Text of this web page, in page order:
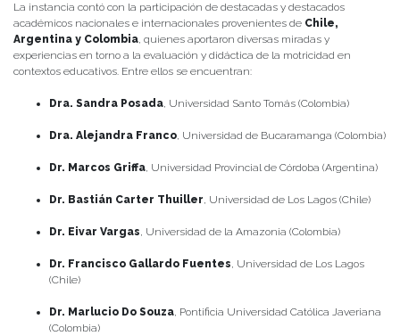
La instancia contó con la participación de destacadas y destacados
académicos nacionales e internacionales provenientes de Chile,
Argentina y Colombia, quienes aportaron diversas miradas y
experiencias en torno a la evaluación y didáctica de la motricidad en
contextos educativos. Entre ellos se encuentran:
Dra. Sandra Posada, Universidad Santo Tomás (Colombia)
Dra. Alejandra Franco, Universidad de Bucaramanga (Colombia)
Dr. Marcos Griffa, Universidad Provincial de Córdoba (Argentina)
Dr. Bastián Carter Thuiller, Universidad de Los Lagos (Chile)
Dr. Eivar Vargas, Universidad de la Amazonia (Colombia)
Dr. Francisco Gallardo Fuentes, Universidad de Los Lagos
(Chile)
Dr. Marlucio Do Souza, Pontificia Universidad Católica Javeriana
(Colombia)